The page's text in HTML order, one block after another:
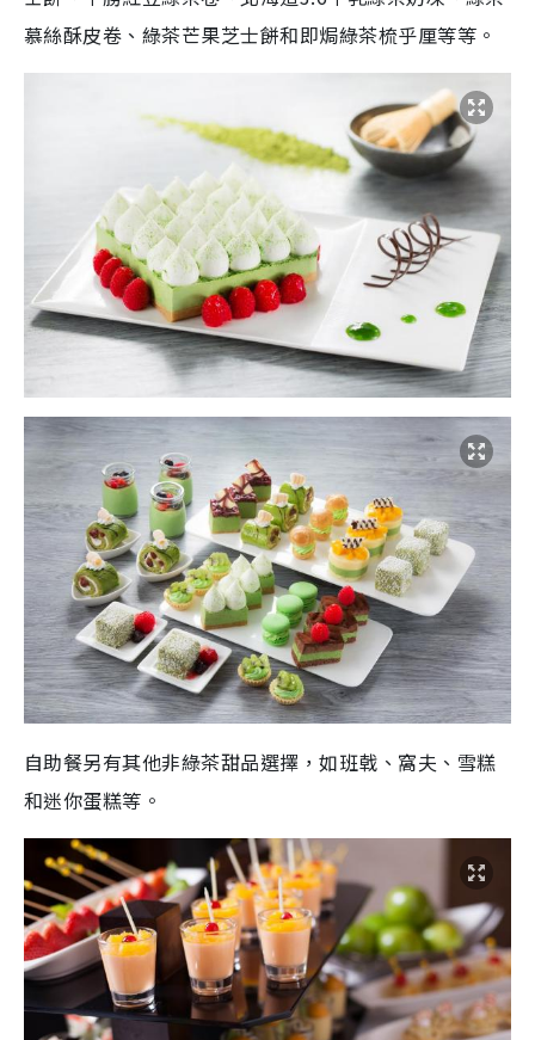
慕絲酥皮卷、綠茶芒果芝士餅和即焗綠茶梳乎厘等等。
自助餐另有其他非綠茶甜品選擇，如班戟、窩夫、雪糕
和迷你蛋糕等。